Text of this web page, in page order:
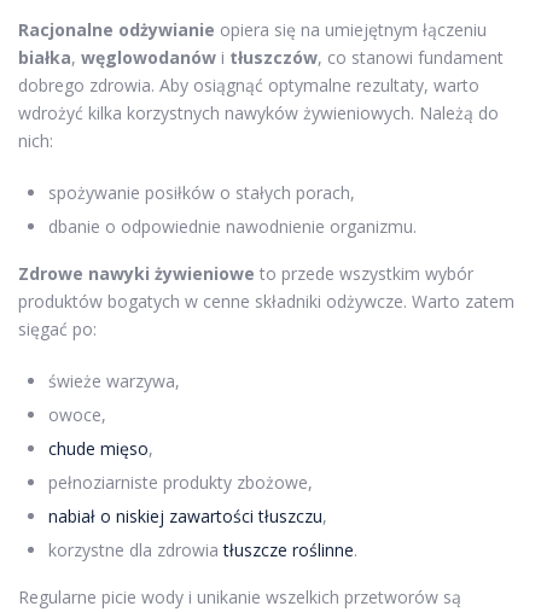
Racjonalne odżywianie opiera się na umiejętnym łączeniu
białka, węglowodanów i tłuszczów, co stanowi fundament
dobrego zdrowia. Aby osiągnąć optymalne rezultaty, warto
wdrożyć kilka korzystnych nawyków żywieniowych. Należą do
nich:
spożywanie posiłków o stałych porach,
dbanie o odpowiednie nawodnienie organizmu.
Zdrowe nawyki żywieniowe to przede wszystkim wybór
produktów bogatych w cenne składniki odżywcze. Warto zatem
sięgać po:
świeże warzywa,
owoce,
chude mięso,
pełnoziarniste produkty zbożowe,
nabiał o niskiej zawartości tłuszczu,
korzystne dla zdrowiatłuszcze roślinne.
Regularne picie wody i unikanie wszelkich przetworów są